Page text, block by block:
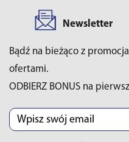
Newsletter
Bądź na bieżąco z
ofertami.
ODBIERZ BONUS na